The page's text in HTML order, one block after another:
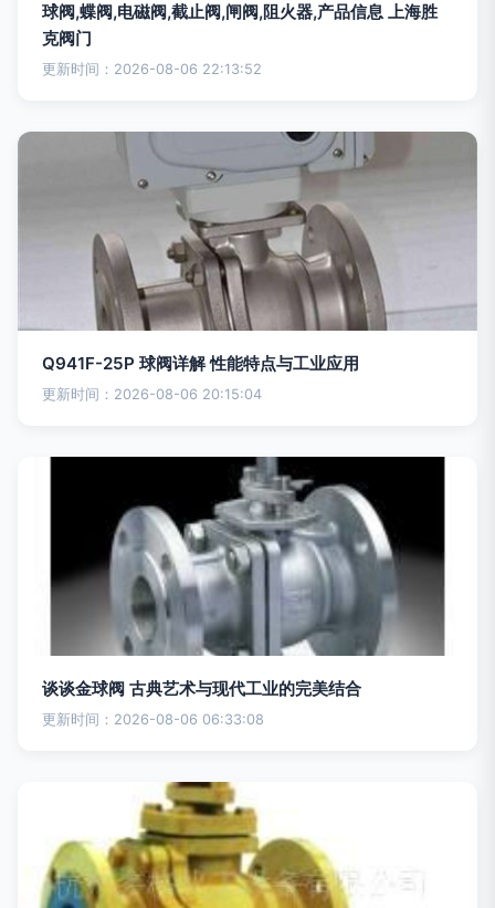
球阀,蝶阀,电磁阀,截止阀,闸阀,阻火器,产品信息 上海胜
克阀门
更新时间：2026-08-06 22:13:52
Q941F-25P 球阀详解 性能特点与工业应用
更新时间：2026-08-06 20:15:04
谈谈金球阀 古典艺术与现代工业的完美结合
更新时间：2026-08-06 06:33:08